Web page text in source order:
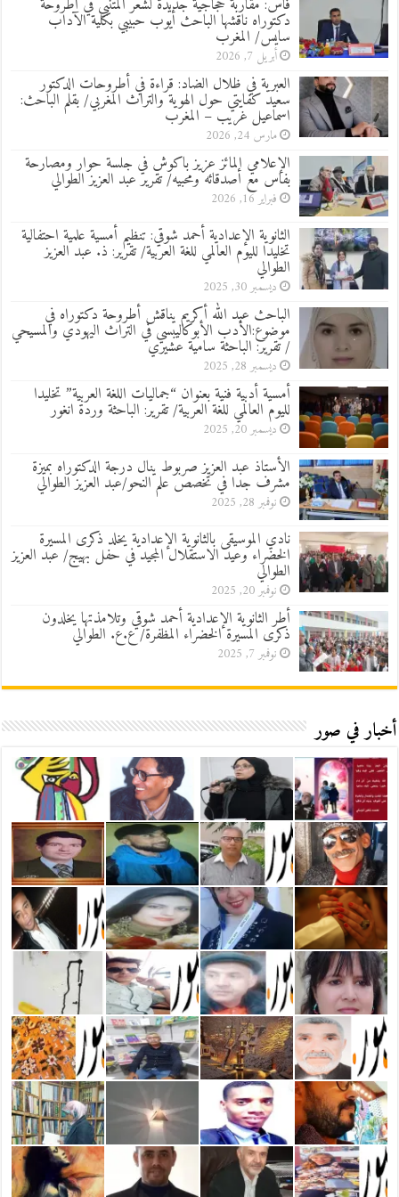
فاس: مقاربة حجاجية جديدة لشعر المتنبي في أطروحة
دكتوراه ناقشها الباحث أيوب حبيبي بكلية الآداب
سايس/ المغرب
أبريل 7, 2026
العبرية في ظلال الضاد: قراءة في أطروحات الدكتور
سعيد كفايتي حول الهوية والتراث المغربي/ بقلم الباحث:
اسماعيل غريب – المغرب
مارس 24, 2026
الإعلامي المائز عزيز باكوش في جلسة حوار ومصارحة
بفاس مع أصدقائه ومحبيه/ تقرير عبد العزيز الطوالي
فبراير 16, 2026
الثانوية الإعدادية أحمد شوقي: تنظيم أمسية علمية احتفالية
تخليدا لليوم العالمي للغة العربية/ تقرير: ذ. عبد العزيز
الطوالي
ديسمبر 30, 2025
الباحث عبد الله أكريم يناقش أطروحة دكتوراه في
موضوع:الأدب الأبوكاليبسي في التراث اليهودي والمسيحي
/ تقرير: الباحثة سامية عشيري
ديسمبر 28, 2025
أمسية أدبية فنية بعنوان “جماليات اللغة العربية” تخليدا
لليوم العالمي للغة العربية/ تقرير: الباحثة وردة انغور
ديسمبر 20, 2025
الأستاذ عبد العزيز صربوط ينال درجة الدكتوراه بميزة
مشرف جدا في تخصص علم النحو/عبد العزيز الطوالي
نوفمبر 28, 2025
نادي الموسيقى بالثانوية الإعدادية يخلد ذكرى المسيرة
الخضراء وعيد الاستقلال المجيد في حفل بهيج/ عبد العزيز
الطوالي
نوفمبر 20, 2025
أطر الثانوية الإعدادية أحمد شوقي وتلامذتها يخلدون
ذكرى المسيرة الخضراء المظفرة/ ع.ع. الطوالي
نوفمبر 7, 2025
أخبار في صور